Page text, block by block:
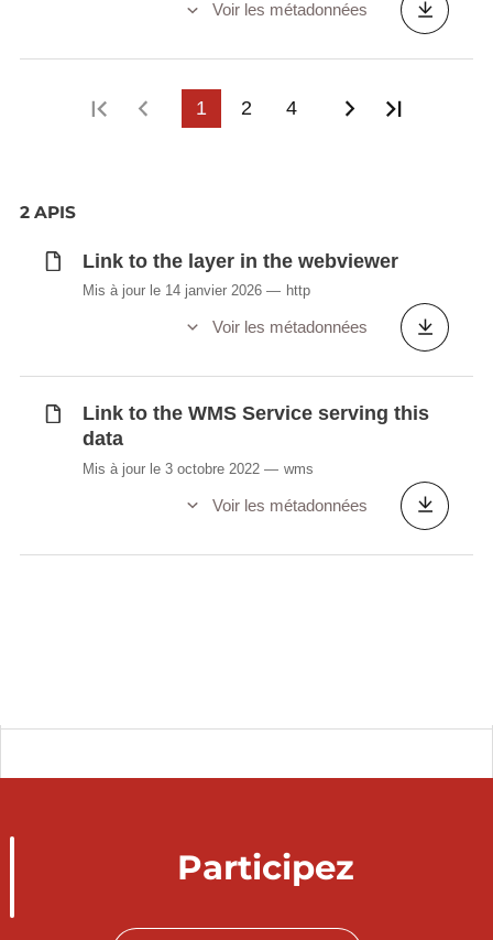
Voir les métadonnées
Première page
Page précédente
1 2 4 Page
2 APIS
Link to the layer in the webviewer
Mis à jour le 14 janvier 2026 http
Voir les métadonnées
Link to the WMS Service serving this
data
Mis à jour le 3 octobre 2022 wms
Voir les métadonnées
Participez